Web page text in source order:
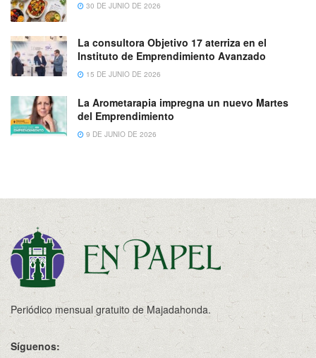
30 DE JUNIO DE 2026
La consultora Objetivo 17 aterriza en el
Instituto de Emprendimiento Avanzado
15 DE JUNIO DE 2026
La Arometarapia impregna un nuevo Martes
del Emprendimiento
9 DE JUNIO DE 2026
Periódico mensual gratuito de Majadahonda.
Síguenos: